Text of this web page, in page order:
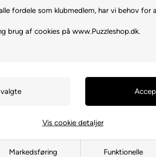
fordele som klubmedlem, har vi behov for
brug af cookies på www.Puzzleshop.dk.
Markedsføring Funktionelle
Vis cookie detaljer
85755, USA